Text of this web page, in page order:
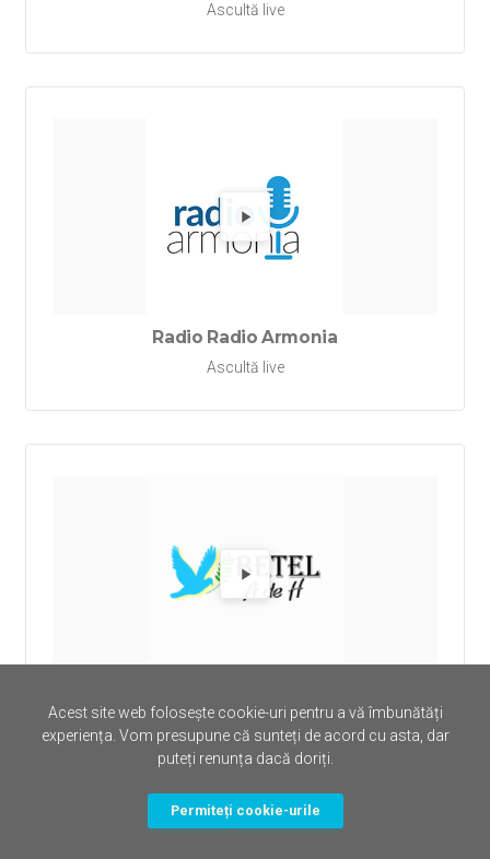
Ascultă live
Redă
Radio Radio Armonia
Ascultă live
Redă
Acest site web folosește cookie-uri pentru a vă îmbunătăți
experiența. Vom presupune că sunteți de acord cu asta, dar
puteți renunța dacă doriți.
Permiteți cookie-urile